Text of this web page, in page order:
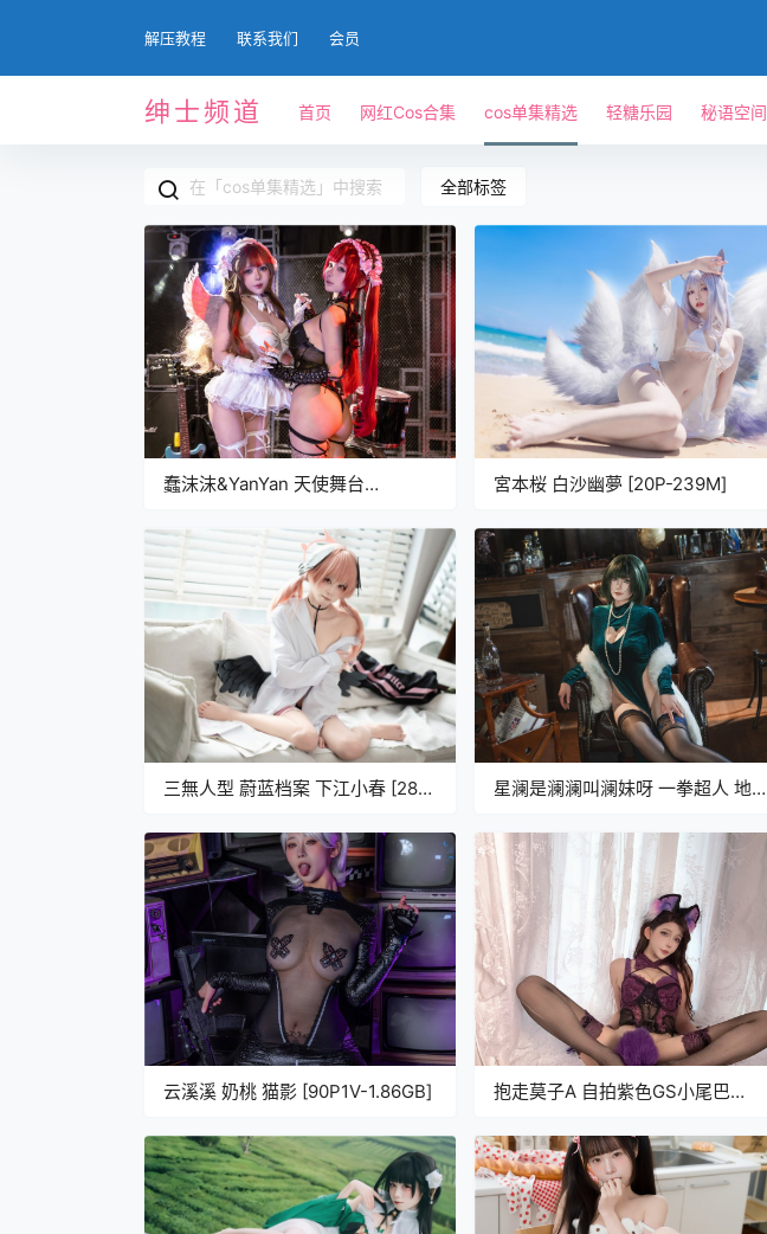
解压教程 联系我们 会员
绅士频道 首页 网红Cos合集 cos单集精选 轻糖乐园 秘语空间
全部标签
蠢沫沫&YanYan 天使舞台
宮本桜 白沙幽夢 [20P-239M]
三無人型 蔚蓝档案 下江小春 [28P-
星澜是澜澜叫澜妹呀 一拳超人 地
云溪溪 奶桃 猫影 [90P1V-1.86GB]
抱走莫子A 自拍紫色GS小尾巴